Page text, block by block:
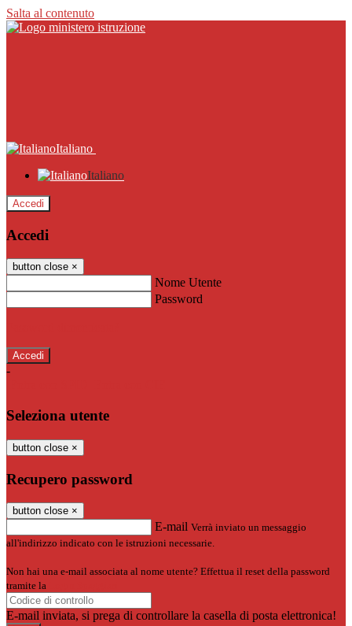
Salta al contenuto
Italiano
Italiano
Accedi
Accedi
button close ×
Nome Utente
Password
-
Seleziona utente
button close ×
Recupero password
button close ×
E-mail Verrà inviato un messaggio
all'indirizzo indicato con le istruzioni necessarie.
Non hai una e-mail associata al nome utente? Effettua il reset della password
tramite la
E-mail inviata, si prega di controllare la casella di posta elettronica!